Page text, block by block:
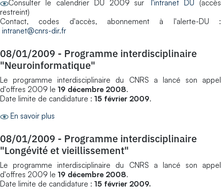
Consulter le calendrier DU 2009 sur
l'intranet DU (accès
restreint)
Contact, codes d'accès, abonnement à l'alerte-DU :
intranet@cnrs-dir.fr
08/01/2009 - Programme interdisciplinaire
"Neuroinformatique"
Le programme interdisciplinaire du CNRS a lancé son appel
d'offres 2009 le 19 décembre 2008.
Date limite de candidature : 15 février 2009.
En savoir plus
08/01/2009 - Programme interdisciplinaire
"Longévité et vieillissement"
Le programme interdisciplinaire du CNRS a lancé son appel
d'offres 2009 le 19 décembre 2008.
Date limite de candidature : 15 février 2009.